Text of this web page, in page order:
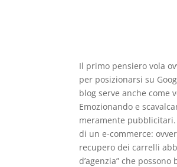
Il primo pensiero vola
per posizionarsi su
blog serve anche come
Emozionando e
meramente
di un e-commerce:
recupero dei carrelli
d’agenzia” che